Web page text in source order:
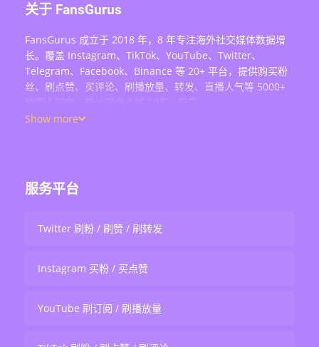
关于 FansGurus
FansGurus 成立于 2018 年，8 年专注海外社交媒体数据增
长。覆盖 Instagram、TikTok、YouTube、Twitter、
Telegram、Facebook、Binance 等 20+ 平台，提供购买粉
丝、刷点赞、买评论、刷播放量、转发、直播人气等 5000+
种真人服务，累计服务全球 20万+ 用户。
Show more
服务平台
Twitter 刷粉 / 刷赞 / 刷转发
Instagram 买粉 / 买点赞
YouTube 刷订阅 / 刷播放量